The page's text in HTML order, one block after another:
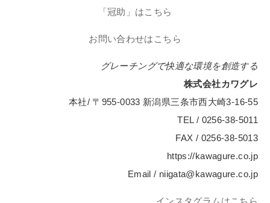
「冠助」はこちら
お問い合わせはこちら
グレーチングで快適な環境を創造する
株式会社カワグレ
本社/ 〒955-0033 新潟県三条市西大崎3-16-55
TEL / 0256-38-5011
FAX / 0256-38-5013
https://kawagure.co.jp
Email / niigata@kawagure.co.jp